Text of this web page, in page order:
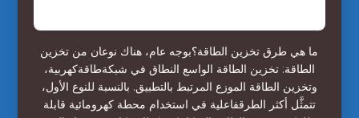
ما هي طرق تخزين الطاقة؟بوجه عام، هناك نوعان من تخزين
الطاقة: تخزين الطاقة الواسع النطاق في شبكةطاقةكهربية،
وتخزين الطاقة الموزع المرتبط بالتطبيق. بالنسبة للنوع الأول،
تتمثَّل أكثر الطرقفاعلية في استخدام محطة كهرومائية قابلة